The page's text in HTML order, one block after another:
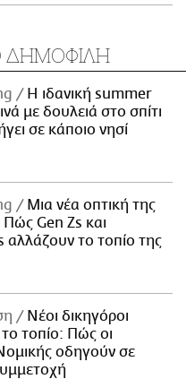
ΔΗΜΟΦΙΛΗ
Η ιδανική summer
με δουλειά στο σπίτι
σε κάποιο νησί
Μια νέα οπτική της
Πώς Gen Zs και
αλλάζουν το τοπίο της
Νέοι δικηγόροι
τοπίο: Πώς οι
οδηγούν σε